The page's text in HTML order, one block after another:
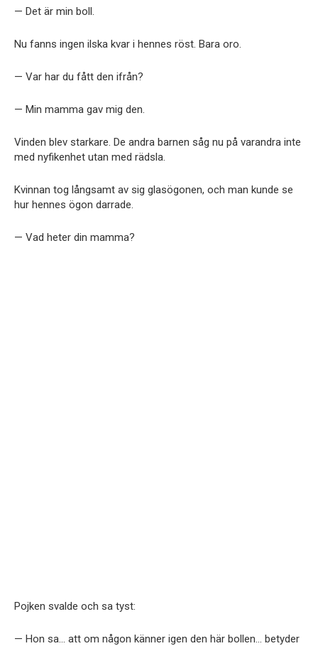
— Det är min boll.
Nu fanns ingen ilska kvar i hennes röst. Bara oro.
— Var har du fått den ifrån?
— Min mamma gav mig den.
Vinden blev starkare. De andra barnen såg nu på varandra inte
med nyfikenhet utan med rädsla.
Kvinnan tog långsamt av sig glasögonen, och man kunde se
hur hennes ögon darrade.
— Vad heter din mamma?
Pojken svalde och sa tyst:
— Hon sa… att om någon känner igen den här bollen… betyder